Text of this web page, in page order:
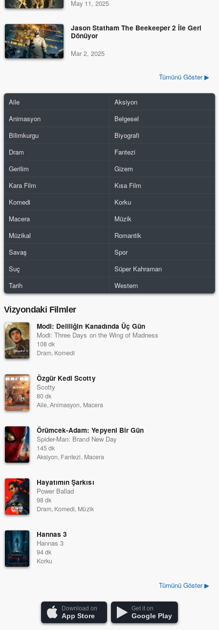
May 11, 2025
Jason Statham The Beekeeper 2 İle Geri
Dönüyor
Mar 2, 2025
Tümünü Göster ▶
Aile
Aksiyon
Animasyon
Belgesel
Bilimkurgu
Biyografi
Dram
Fantezi
Gerilim
Gizem
Kara Film
Kısa Film
Komedi
Korku
Macera
Müzik
Müzikal
Romantik
Savaş
Spor
Suç
Süper Kahraman
Tarih
Western
Vizyondaki Filmler
Modi: Deliliğin Kanadında Üç Gün
Modi: Three Days on the Wing of Madness
108 dk
Dram, Komedi
Özgür Kedi Scotty
Scotty
80 dk
Aile, Animasyon, Macera
Örümcek-Adam: Yepyeni Bir Gün
Spider-Man: Brand New Day
145 dk
Aksiyon, Fantezi, Macera
Hayatımın Şarkısı
Power Ballad
98 dk
Dram, Komedi, Müzik
Hannas 3
Hannas 3
94 dk
Korku
Tümünü Göster ▶
Download on
App Store
Get it on
Google Play